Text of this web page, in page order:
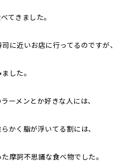
てきました。
に近いお店に行ってるのですが、
した。
ーメンとか好きな人には、
かく脂が浮いてる割には、
摩訶不思議な食べ物でした。